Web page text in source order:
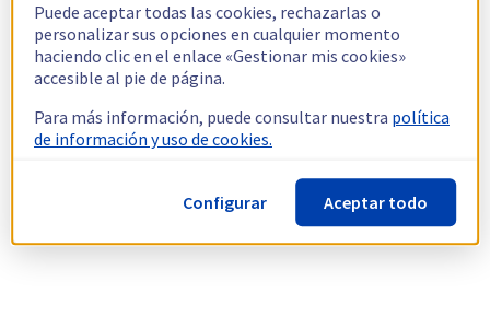
Puede aceptar todas las cookies, rechazarlas o
personalizar sus opciones en cualquier momento
haciendo clic en el enlace «Gestionar mis cookies»
accesible al pie de página.
Para más información, puede consultar nuestra política
de información y uso de cookies.
Configurar Aceptar todo